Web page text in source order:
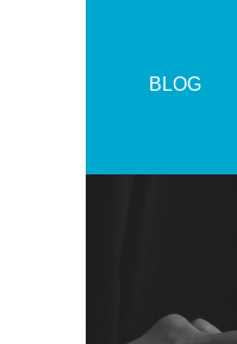
【症例報告】変形性股関節
BLOG